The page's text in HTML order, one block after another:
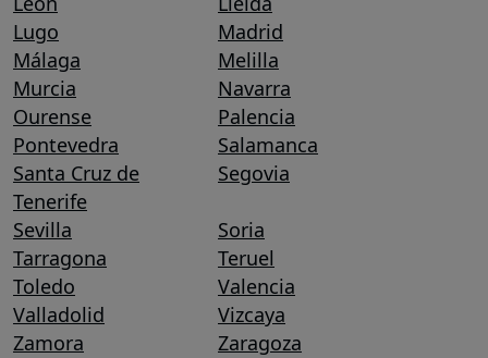
Lugo
Madrid
Málaga
Melilla
Murcia
Navarra
Ourense
Palencia
Pontevedra
Salamanca
Santa Cruz de
Tenerife
Segovia
Sevilla
Soria
Tarragona
Teruel
Toledo
Valencia
Valladolid
Vizcaya
Zamora
Zaragoza